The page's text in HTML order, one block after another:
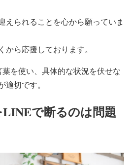
えられることを心から願っていま
ら応援しております。
を使い、具体的な状況を伏せな
切です。
で断るのは問題